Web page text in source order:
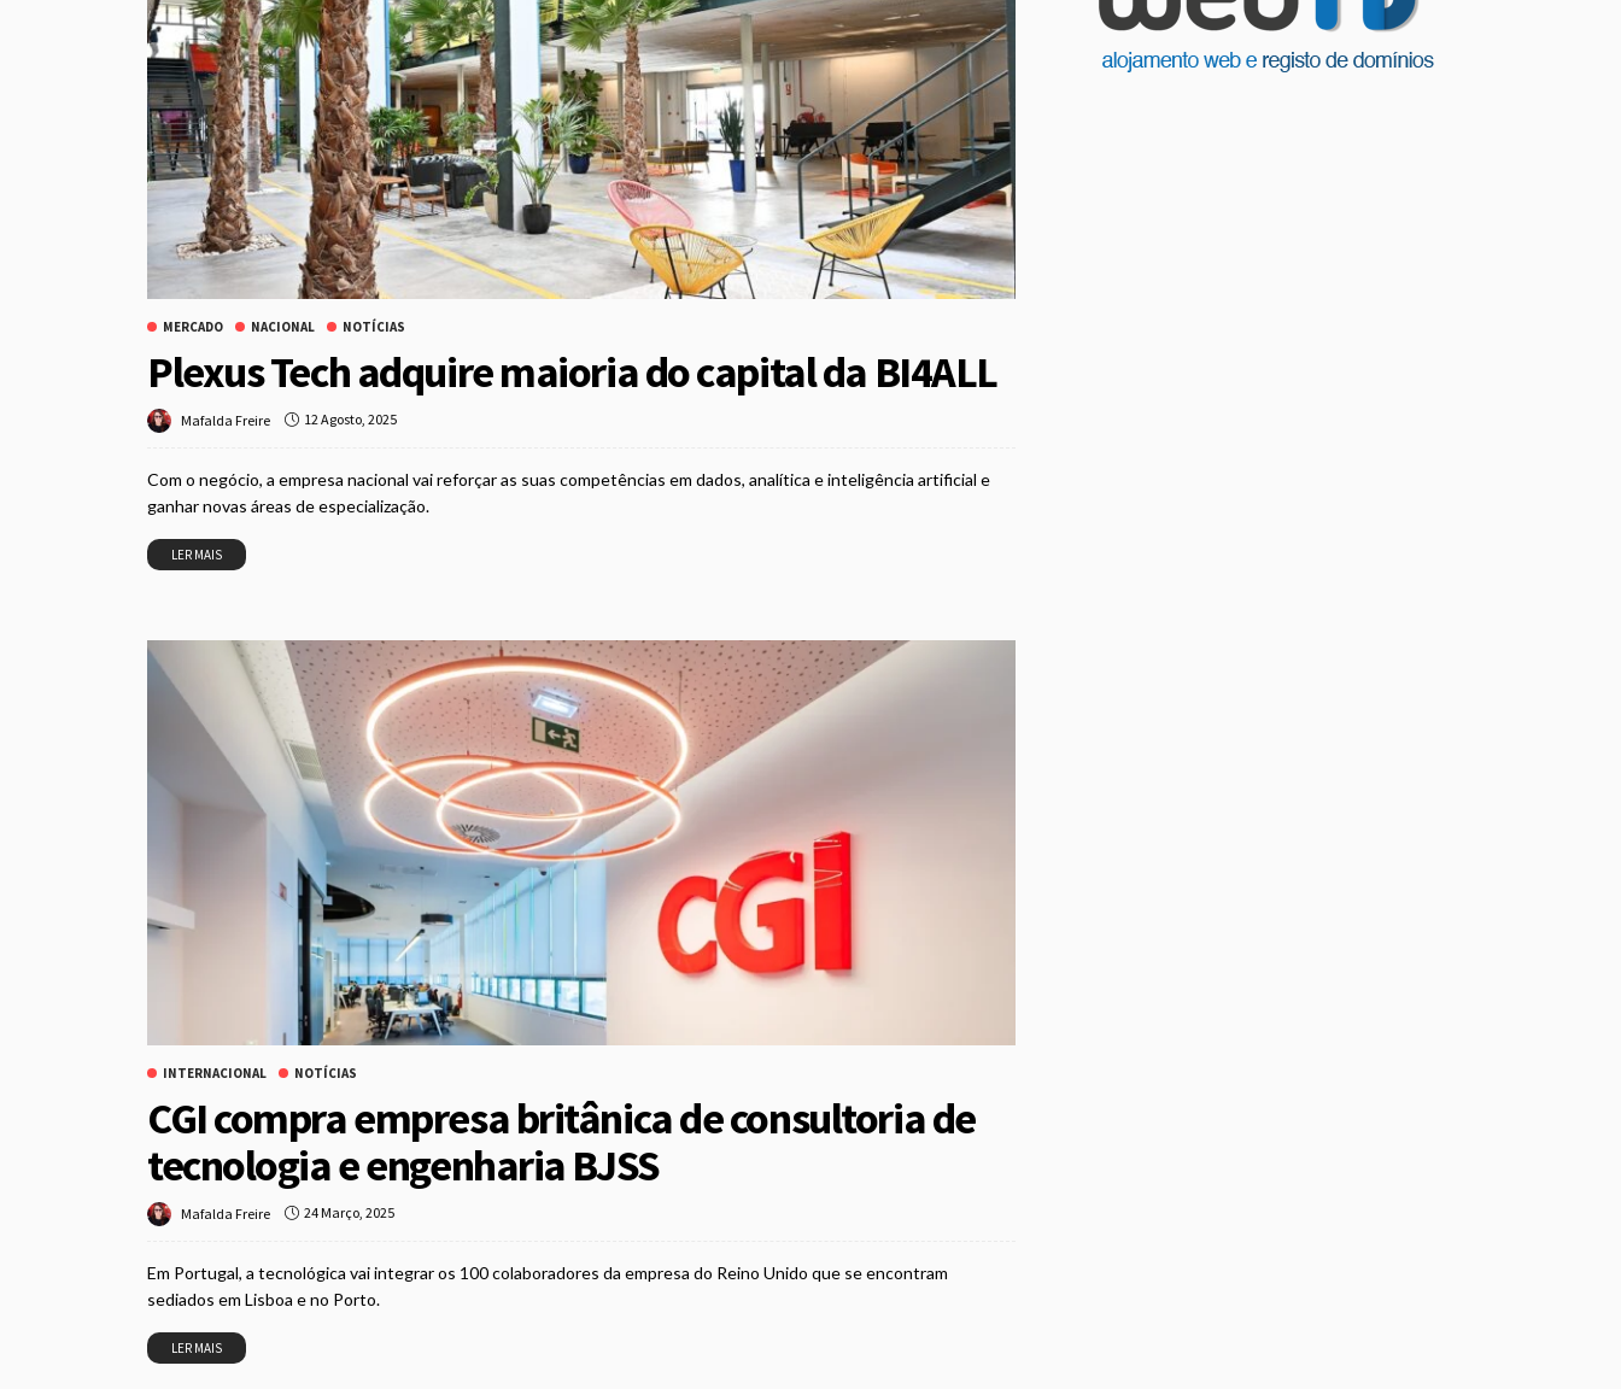
MERCADO NACIONAL NOTÍCIAS
Plexus Tech adquire maioria do capital da BI4ALL
Mafalda Freire 12 Agosto, 2025
Com o negócio, a empresa nacional vai reforçar as suas competências em dados, analítica e inteligência artificial e
ganhar novas áreas de especialização.
LER MAIS
INTERNACIONAL NOTÍCIAS
CGI compra empresa britânica de consultoria de
tecnologia e engenharia BJSS
Mafalda Freire 24 Março, 2025
Em Portugal, a tecnológica vai integrar os 100 colaboradores da empresa do Reino Unido que se encontram
sediados em Lisboa e no Porto.
LER MAIS